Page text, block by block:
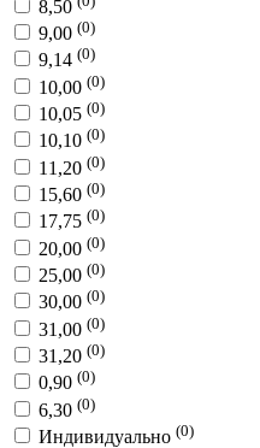
8,50
9,00 (0)
9,14 (0)
10,00 (0)
10,05 (0)
10,10 (0)
11,20 (0)
15,60 (0)
17,75 (0)
20,00 (0)
25,00 (0)
30,00 (0)
31,00 (0)
31,20 (0)
0,90 (0)
6,30 (0)
Индивидуально (0)